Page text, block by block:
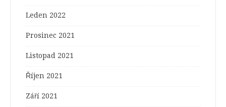
Leden 2022
Prosinec 2021
Listopad 2021
Říjen 2021
Září 2021